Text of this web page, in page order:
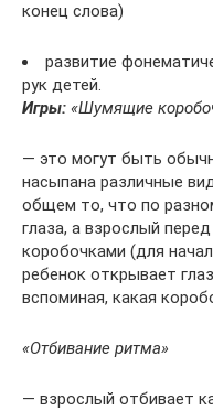
конец слова)
развитие
рук детей.
Игры: «Шумящие
— это могут быть
насыпана различные
общем то, что по
глаза, а взрослый
коробочками (для
ребенок открывает
вспоминая, какая
«Отбивание ритма»
— взрослый отбивает